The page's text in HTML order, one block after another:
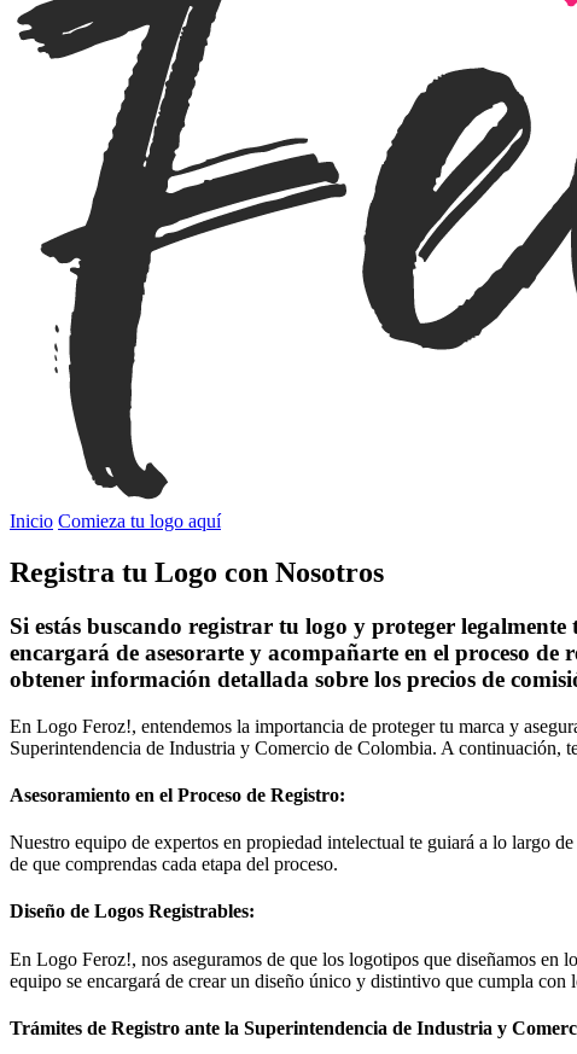
Inicio Comieza tu logo aquí
Registra tu Logo con Nosotros
Si estás buscando registrar tu logo y proteger
encargará de asesorarte y acompañarte en el proceso
obtener información detallada sobre los precios de
En Logo Feroz!, entendemos la importancia de proteger tu marca y
Superintendencia de Industria y Comercio de Colombia. A continuación,
Asesoramiento en el Proceso de Registro:
Nuestro equipo de expertos en propiedad intelectual te guiará a lo largo
de que comprendas cada etapa del proceso.
Diseño de Logos Registrables:
En Logo Feroz!, nos aseguramos de que los logotipos que diseñamos
equipo se encargará de crear un diseño único y distintivo que cumpla con
Trámites de Registro ante la Superintendencia de Industria y